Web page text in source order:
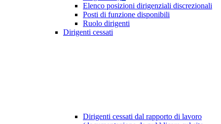
Elenco posizioni dirigenziali discrezionali
Posti di funzione disponibili
Ruolo dirigenti
Dirigenti cessati
Dirigenti cessati dal rapporto di lavoro